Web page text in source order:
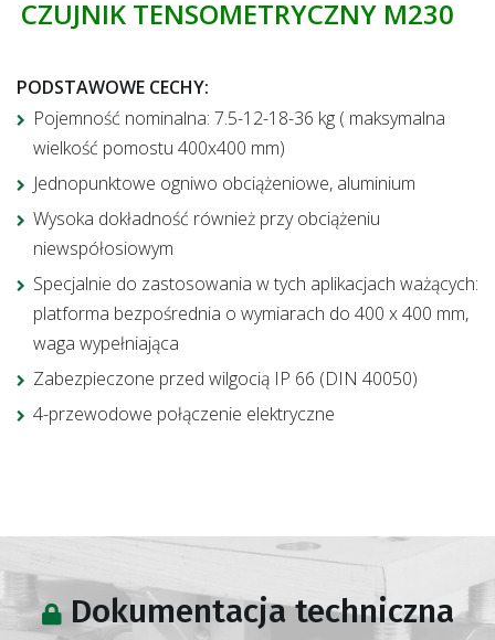
CZUJNIK TENSOMETRYCZNY M230
PODSTAWOWE CECHY:
Pojemność nominalna: 7.5-12-18-36 kg ( maksymalna
wielkość pomostu 400x400 mm)
Jednopunktowe ogniwo obciążeniowe, aluminium
Wysoka dokładność również przy obciążeniu
niewspółosiowym
Specjalnie do zastosowania w tych aplikacjach ważących:
platforma bezpośrednia o wymiarach do 400 x 400 mm,
waga wypełniająca
Zabezpieczone przed wilgocią IP 66 (DIN 40050)
4-przewodowe połączenie elektryczne
Dokumentacja techniczna